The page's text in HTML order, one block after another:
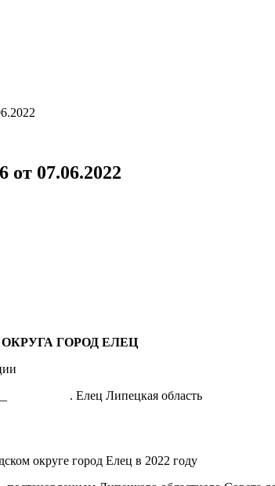
07.06.2022
ГОРОД ЕЛЕЦ
. Елец Липецкая область
округе город Елец в 2022 году